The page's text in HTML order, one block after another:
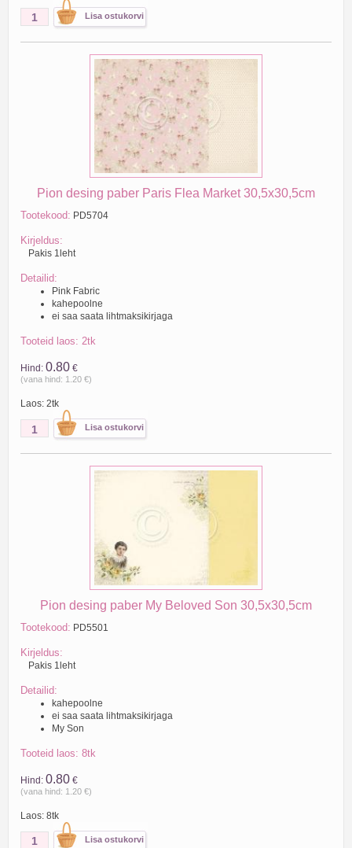
Pion desing paber Paris Flea Market 30,5x30,5cm
Tootekood: PD5704
Kirjeldus:
Pakis 1leht
Detailid:
Pink Fabric
kahepoolne
ei saa saata lihtmaksikirjaga
Tooteid laos: 2tk
Hind: 0.80 €
(vana hind: 1.20 €)
Laos: 2tk
Pion desing paber My Beloved Son 30,5x30,5cm
Tootekood: PD5501
Kirjeldus:
Pakis 1leht
Detailid:
kahepoolne
ei saa saata lihtmaksikirjaga
My Son
Tooteid laos: 8tk
Hind: 0.80 €
(vana hind: 1.20 €)
Laos: 8tk